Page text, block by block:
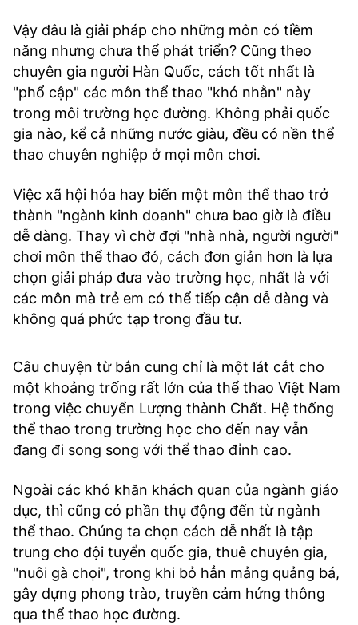
Vậy đâu là giải pháp cho những môn có tiềm
năng nhưng chưa thể phát triển? Cũng theo
chuyên gia người Hàn Quốc, cách tốt nhất là
"phổ cập" các môn thể thao "khó nhằn" này
trong môi trường học đường. Không phải quốc
gia nào, kể cả những nước giàu, đều có nền thể
thao chuyên nghiệp ở mọi môn chơi.
Việc xã hội hóa hay biến một môn thể thao trở
thành "ngành kinh doanh" chưa bao giờ là điều
dễ dàng. Thay vì chờ đợi "nhà nhà, người người"
chơi môn thể thao đó, cách đơn giản hơn là lựa
chọn giải pháp đưa vào trường học, nhất là với
các môn mà trẻ em có thể tiếp cận dễ dàng và
không quá phức tạp trong đầu tư.
Câu chuyện từ bắn cung chỉ là một lát cắt cho
một khoảng trống rất lớn của thể thao Việt Nam
trong việc chuyển Lượng thành Chất. Hệ thống
thể thao trong trường học cho đến nay vẫn
đang đi song song với thể thao đỉnh cao.
Ngoài các khó khăn khách quan của ngành giáo
dục, thì cũng có phần thụ động đến từ ngành
thể thao. Chúng ta chọn cách dễ nhất là tập
trung cho đội tuyển quốc gia, thuê chuyên gia,
"nuôi gà chọi", trong khi bỏ hẳn mảng quảng bá,
gây dựng phong trào, truyền cảm hứng thông
qua thể thao học đường.